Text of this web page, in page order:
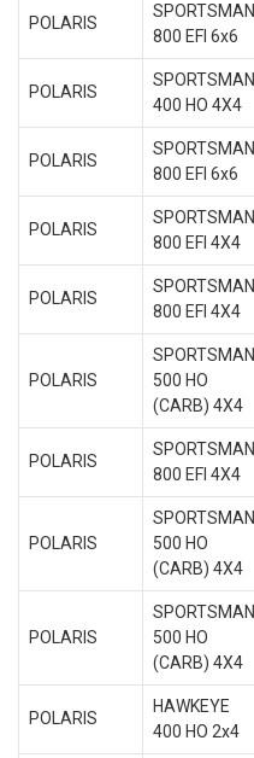
POLARIS
SPORTSMAN
800 EFI 6x6
POLARIS
SPORTSMAN
400 HO 4X4
POLARIS
SPORTSMAN
800 EFI 6x6
POLARIS
SPORTSMAN
800 EFI 4X4
POLARIS
SPORTSMAN
800 EFI 4X4
POLARIS
SPORTSMAN
500 HO
(CARB) 4X4
POLARIS
SPORTSMAN
800 EFI 4X4
POLARIS
SPORTSMAN
500 HO
(CARB) 4X4
POLARIS
SPORTSMAN
500 HO
(CARB) 4X4
POLARIS
HAWKEYE
400 HO 2x4